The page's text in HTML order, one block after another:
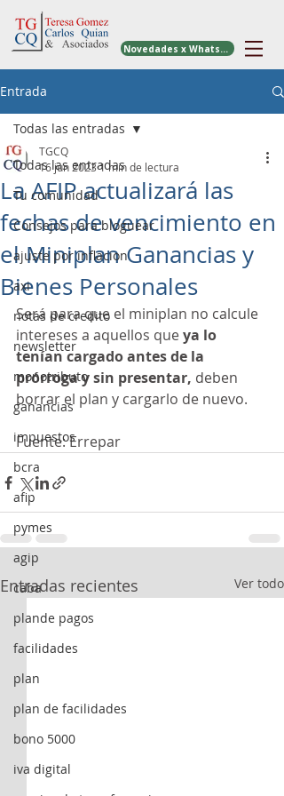
Novedades x WhatsApp
Entrada
Todas las entradas
Tu comunidad
Consejos para bloguear
ajuste por inflacion
axi
notas de credito
newsletter
monotributo
ganancias
impuestos
bcra
afip
pymes
agip
caba
plande pagos
facilidades
plan
plan de facilidades
bono 5000
iva digital
Todas las entradas
La AFIP actualizará las
fechas de vencimiento en
el Miniplan Ganancias y
Bienes Personales
TGCQ
16 jun 20231 min de lectura
Será para que el miniplan no calcule
intereses a aquellos que ya lo
tenían cargado antes de la
prórroga y sin presentar, deben
borrar el plan y cargarlo de nuevo.
Fuente: Errepar
Entradas recientes Ver todo